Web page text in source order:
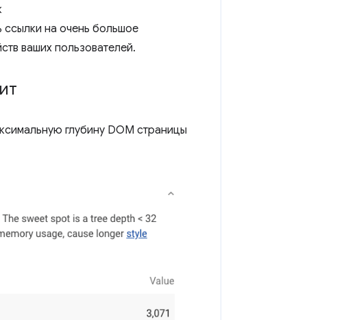
ссылки на очень большое
ваших пользователей.
глубину DOM страницы